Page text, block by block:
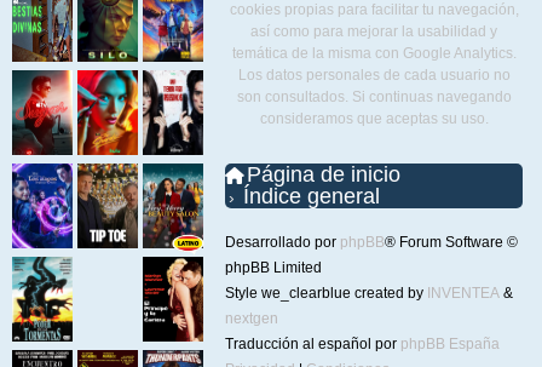
cookies propias para facilitar tu navegación,
así como para mejorar la usabilidad y
temática de la misma con Google Analytics.
Los datos personales de cada usuario no
son consultados. Si continuas navegando
consideramos que aceptas su uso.
Página de inicio
Índice general
Desarrollado por phpBB® Forum Software ©
phpBB Limited
Style we_clearblue created by INVENTEA &
nextgen
Traducción al español por phpBB España